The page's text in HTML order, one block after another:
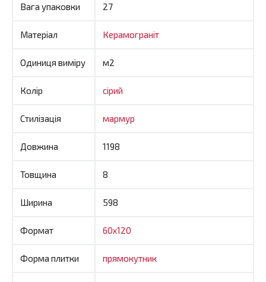
Вага упаковки 27
Матеріал Керамограніт
Одиниця виміру м2
Колір сірий
Стилізація мармур
Довжина 1198
Товщина 8
Ширина 598
Формат 60x120
Форма плитки прямокутник